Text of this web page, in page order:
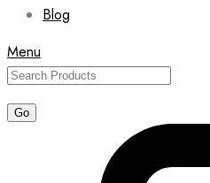
Blog
Menu